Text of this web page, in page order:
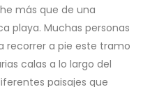
más que de una
playa. Muchas personas
recorrer a pie este tramo
calas a lo largo del
paisajes que